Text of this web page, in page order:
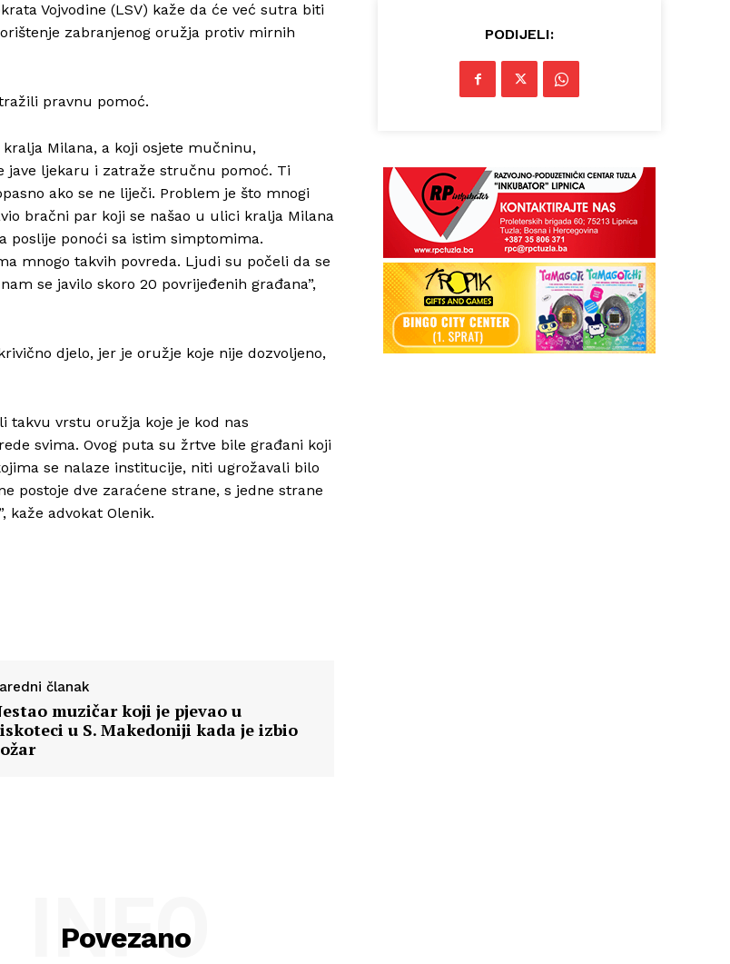
O nama
Kontakt
Impressum
Vojvodine (LSV) kaže da će već sutra biti
zabranjenog oružja protiv mirnih
pravnu pomoć.
Milana, a koji osjete mučninu,
jave ljekaru i zatraže stručnu pomoć. Ti
ako se ne liječi. Problem je što mnogi
bračni par koji se našao u ulici kralja Milana
poslije ponoći sa istim simptomima.
mnogo takvih povreda. Ljudi su počeli da se
se javilo skoro 20 povrijeđenih građana”,
djelo, jer je oružje koje nije dozvoljeno,
takvu vrstu oružja koje je kod nas
svima. Ovog puta su žrtve bile građani koji
se nalaze institucije, niti ugrožavali bilo
postoje dve zaraćene strane, s jedne strane
kaže advokat Olenik.
članak
muzičar koji je pjevao u
u S. Makedoniji kada je izbio
PODIJELI:
Povezano
INFO